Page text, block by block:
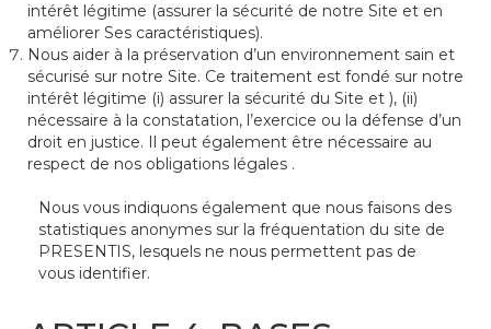
intérêt légitime (assurer la sécurité de notre Site et en
améliorer Ses caractéristiques).
Nous aider à la préservation d’un environnement sain et
sécurisé sur notre Site. Ce traitement est fondé sur notre
intérêt légitime (i) assurer la sécurité du Site et ), (ii)
nécessaire à la constatation, l’exercice ou la défense d’un
droit en justice. Il peut également être nécessaire au
respect de nos obligations légales .
Nous vous indiquons également que nous faisons des
statistiques anonymes sur la fréquentation du site de
PRESENTIS, lesquels ne nous permettent pas de
vous identifier.